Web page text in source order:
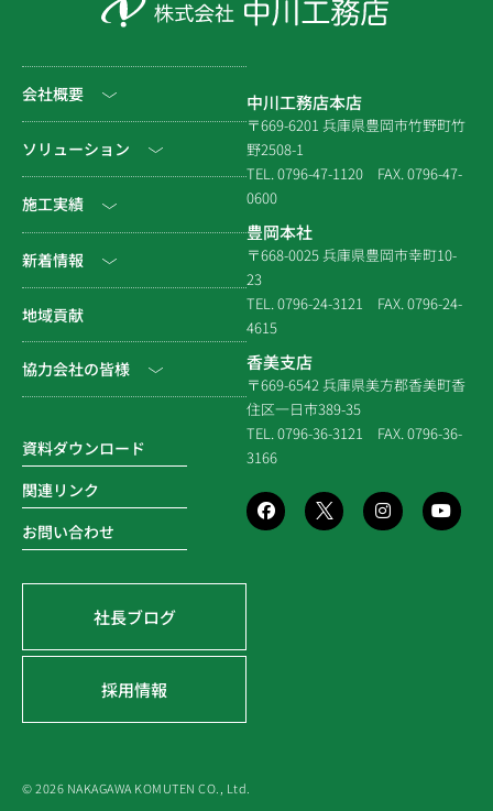
会社概要
社長挨拶
会社沿革
拠点一覧
企業倫理規定
品質方針
環境方針
SDGsの取組み
ソリューション
公共工事
住宅関連
各種連携
災害時対応等
施工実績
土木
建築（民間）
新着情報
NEWS & EVENT
メディア掲載
地域貢献
協力会社の皆様
資料ダウンロード
関連リンク
お問い合わせ
社長ブログ
採用情報
中川工務店本店
〒669-6201 兵庫県豊岡市竹野町竹
野2508-1
TEL. 0796-47-1120 FAX. 0796-47-
0600
豊岡本社
〒668-0025 兵庫県豊岡市幸町10-
23
TEL. 0796-24-3121 FAX. 0796-24-
4615
香美支店
〒669-6542 兵庫県美方郡香美町香
住区一日市389-35
TEL. 0796-36-3121 FAX. 0796-36-
3166
© 2026 NAKAGAWA KOMUTEN CO., Ltd.